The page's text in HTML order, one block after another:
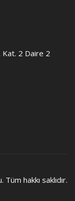
Kat. 2 Daire 2
. Tüm hakkı saklıdır.